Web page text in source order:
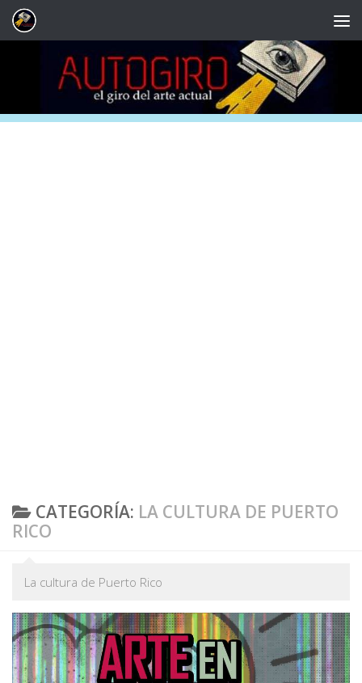
Saltar al contenido
CATEGORÍA: LA CULTURA DE PUERTO
RICO
La cultura de Puerto Rico